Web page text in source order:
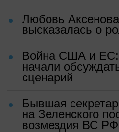
Любовь
высказалась о
Война США и ЕС:
начали
сценарий
Бывшая
на Зеленского
возмездия ВС РФ